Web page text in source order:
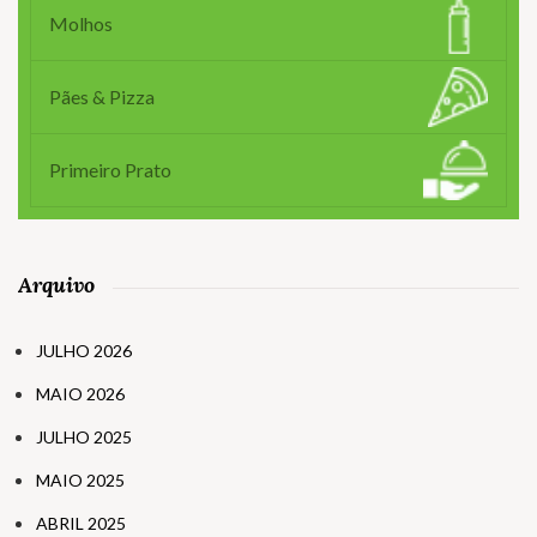
Molhos
Pães & Pizza
Primeiro Prato
Arquivo
JULHO 2026
MAIO 2026
JULHO 2025
MAIO 2025
ABRIL 2025